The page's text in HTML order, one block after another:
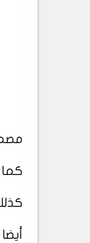
مصممة
كما
كذلك 20 % من القرية مخصصة للمبانى و الإنشاءات و تم التخصيص المساحة